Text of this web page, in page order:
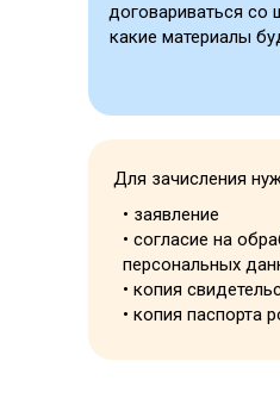
договариваться со
какие материалы
Для зачисления
• заявление
• согласие на
персональных
• копия
• копия паспорта
3 дня
бесплатно